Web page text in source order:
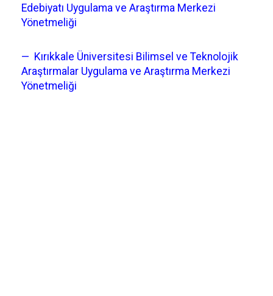
Edebiyatı Uygulama ve Araştırma Merkezi
Yönetmeliği
— Kırıkkale Üniversitesi Bilimsel ve Teknolojik
Araştırmalar Uygulama ve Araştırma Merkezi
Yönetmeliği